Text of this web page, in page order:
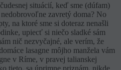
situácií, keď sme (dúfam)
zavretý doma? No
na ktoré sme si doteraz nenašli
upiecť si niečo sladké sám
nič nezvyčajné, ale verím, že
lasagne môjho manžela vám
v Ríme, v pravej talianskej
tieto, sa úprimne priznám, nikde